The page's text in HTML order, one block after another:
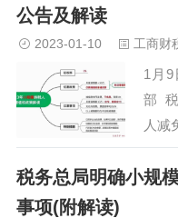
税人在完成网上申报平台
将由国税部门后…
公告及解读
2023-01-10 工商财
1月9
部
人减
1号
策顺
税务总局明确小规
事项(附解读)